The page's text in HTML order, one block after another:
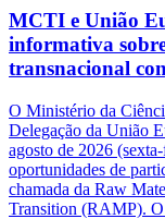
MCTI e União
informativa
transnacional
O Ministério da
Delegação da União
agosto de 2026
oportunidades de
chamada da Raw
Transition (RAMP).